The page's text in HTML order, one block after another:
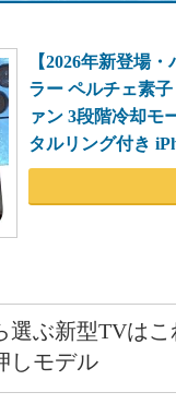
【2026年新登場
ラー ペルチェ素
ァン 3段階冷却モ
タルリング付き
選ぶ新型TVは
しモデル